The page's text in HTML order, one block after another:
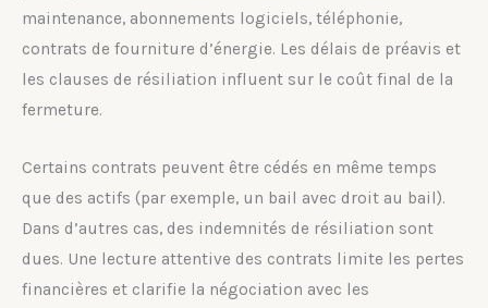
maintenance, abonnements logiciels, téléphonie,
contrats de fourniture d’énergie. Les délais de préavis et
les clauses de résiliation influent sur le coût final de la
fermeture.
Certains contrats peuvent être cédés en même temps
que des actifs (par exemple, un bail avec droit au bail).
Dans d’autres cas, des indemnités de résiliation sont
dues. Une lecture attentive des contrats limite les pertes
financières et clarifie la négociation avec les